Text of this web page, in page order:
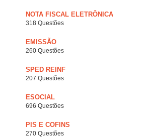
NOTA FISCAL ELETRÔNICA
318 Questões
EMISSÃO
260 Questões
SPED REINF
207 Questões
ESOCIAL
696 Questões
PIS E COFINS
270 Questões